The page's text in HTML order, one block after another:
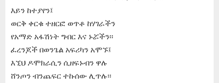
እይን ከተያየን፤
ወርቅ ቀርቁ ተዘርፎ ወጥቶ ከሃገራችን
የአማድ አፋሽነት ግብር እና ኑሯችን፡፡
ፈረንጆች በወንጌል አፍሪካን አሞኙ፤
እኚህ ዶሞክራሲን ሲዘፍኑብን ዋሉ
ሸንጦን ብንጨፍር ተኩሰው ሊጥሉ፡፡